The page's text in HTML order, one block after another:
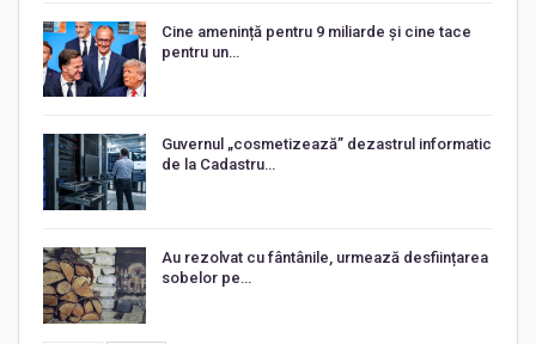
Cine amenință pentru 9 miliarde și cine tace
pentru un…
Guvernul „cosmetizează” dezastrul informatic
de la Cadastru…
Au rezolvat cu fântânile, urmează desființarea
sobelor pe…